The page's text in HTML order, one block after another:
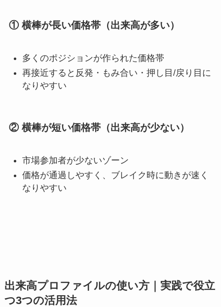
① 横棒が長い価格帯（出来高が多い）
多くのポジションが作られた価格帯
再接近すると反発・もみ合い・押し目/戻り目に
なりやすい
② 横棒が短い価格帯（出来高が少ない）
市場参加者が少ないゾーン
価格が通過しやすく、ブレイク時に動きが速く
なりやすい
出来高プロファイルの使い方｜実践で役立
つ3つの活用法